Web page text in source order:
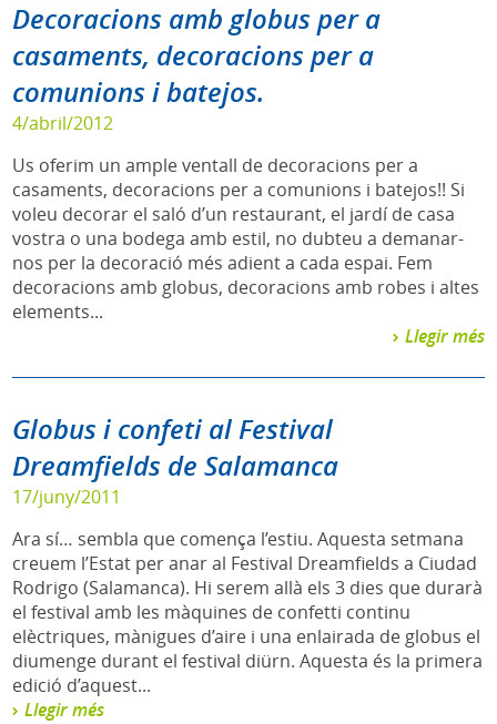
Decoracions amb globus per a
casaments, decoracions per a
comunions i batejos.
4/abril/2012
Us oferim un ample ventall de decoracions per a
casaments, decoracions per a comunions i batejos!! Si
voleu decorar el saló d’un restaurant, el jardí de casa
vostra o una bodega amb estil, no dubteu a demanar-
nos per la decoració més adient a cada espai. Fem
decoracions amb globus, decoracions amb robes i altes
elements...
Llegir més
Globus i confeti al Festival
Dreamfields de Salamanca
17/juny/2011
Ara sí… sembla que comença l’estiu. Aquesta setmana
creuem l’Estat per anar al Festival Dreamfields a Ciudad
Rodrigo (Salamanca). Hi serem allà els 3 dies que durarà
el festival amb les màquines de confetti continu
elèctriques, mànigues d’aire i una enlairada de globus el
diumenge durant el festival diürn. Aquesta és la primera
edició d’aquest...
Llegir més